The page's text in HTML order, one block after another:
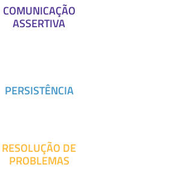
COMUNICAÇÃO
ASSERTIVA
PERSISTÊNCIA
RESOLUÇÃO DE
PROBLEMAS